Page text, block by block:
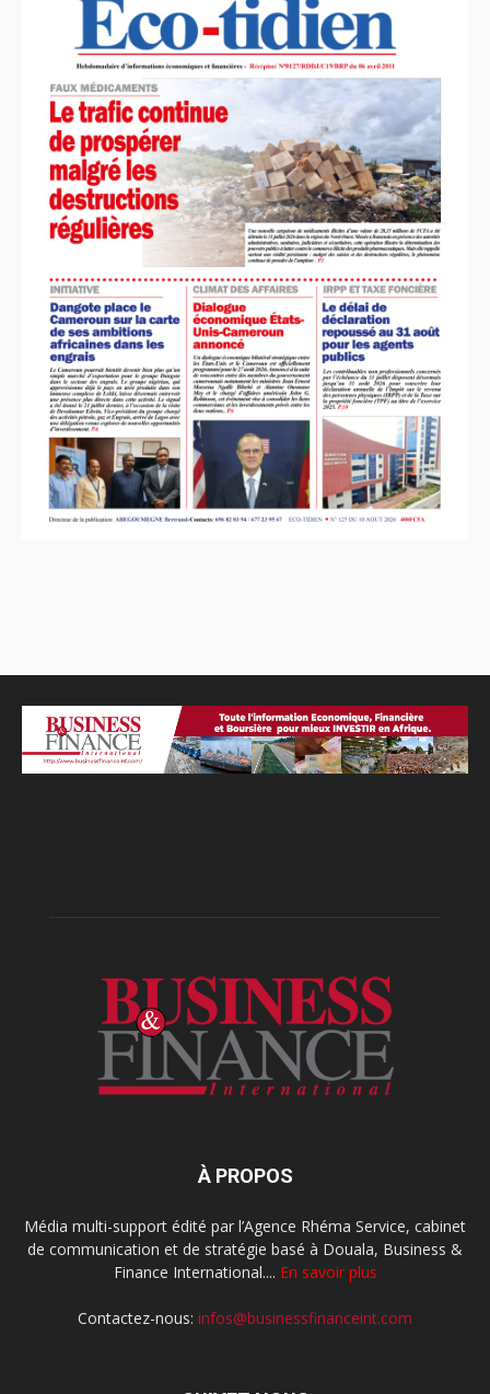
À PROPOS
Média multi-support édité par l’Agence Rhéma Service, cabinet
de communication et de stratégie basé à Douala, Business &
Finance International.... En savoir plus
Contactez-nous: infos@businessfinanceint.com